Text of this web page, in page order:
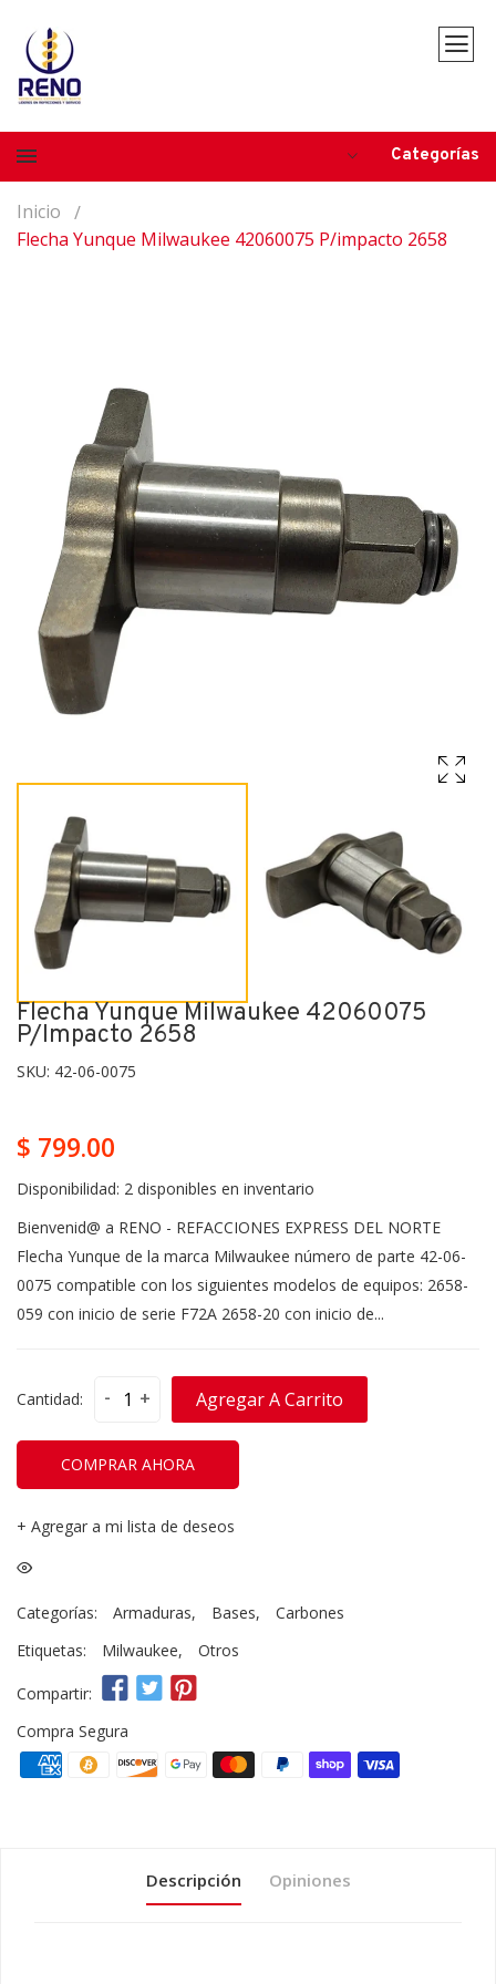
Categorías
Inicio
Flecha Yunque Milwaukee 42060075 P/impacto 2658
Flecha Yunque Milwaukee 42060075
P/impacto 2658
SKU: 42-06-0075
$ 799.00
Disponibilidad: 2 disponibles en inventario
Bienvenid@ a RENO - REFACCIONES EXPRESS DEL NORTE
Flecha Yunque de la marca Milwaukee número de parte 42-06-
0075 compatible con los siguientes modelos de equipos: 2658-
059 con inicio de serie F72A 2658-20 con inicio de...
Cantidad: - + Agregar A Carrito
COMPRAR AHORA
+ Agregar a mi lista de deseos
Categorías: Armaduras, Bases,
Carbones
Etiquetas:
Milwaukee, Otros
Compartir:
Compra Segura
Descripción Opiniones